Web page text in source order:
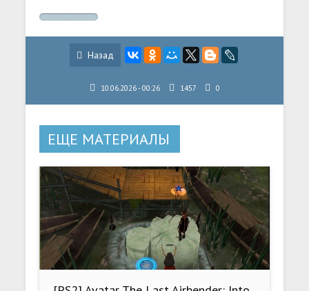
Назад
10.06.2026 - 00:26 1457 0
ЕЩЕ МАТЕРИАЛЫ